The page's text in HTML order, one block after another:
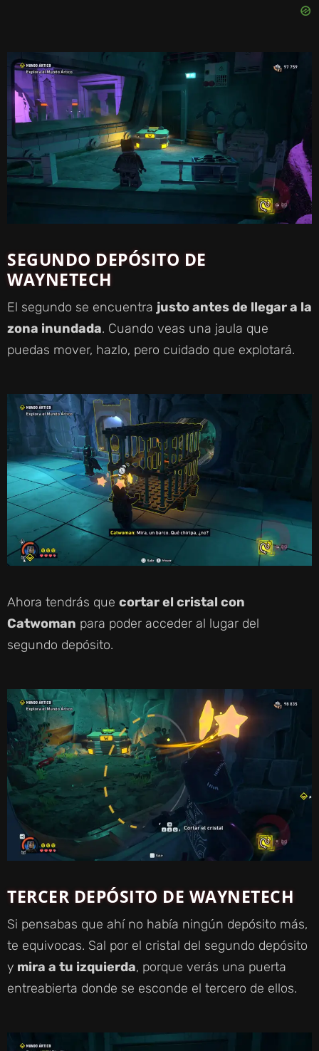
SEGUNDO DEPÓSITO DE
WAYNETECH
El segundo se encuentra justo antes de llegar a la
zona inundada. Cuando veas una jaula que
puedas mover, hazlo, pero cuidado que explotará.
Ahora tendrás que cortar el cristal con
Catwoman para poder acceder al lugar del
segundo depósito.
TERCER DEPÓSITO DE WAYNETECH
Si pensabas que ahí no había ningún depósito más,
te equivocas. Sal por el cristal del segundo depósito
y mira a tu izquierda, porque verás una puerta
entreabierta donde se esconde el tercero de ellos.